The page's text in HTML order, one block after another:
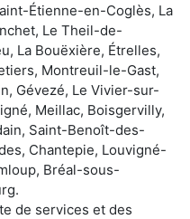
Étienne-en-Coglès, La
Le Theil-de-
La Bouëxière, Étrelles,
Montreuil-le-Gast,
Gévezé, Le Vivier-sur-
Meillac, Boisgervilly,
Saint-Benoît-des-
Chantepie, Louvigné-
Bréal-sous-
de services et des